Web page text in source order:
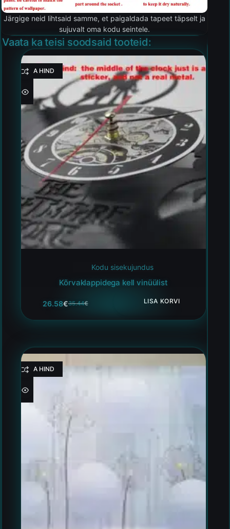
Järgige neid lihtsaid samme, et paigaldada tapeet täpselt ja
sujuvalt oma kodu seintele.
Vaata ka teisi soodsaid tooteid:
HEA HIND
Kodu sisekujundus
Kõrvaklappidega kell vinüülist
35.44€
26.58€ LISA KORVI
HEA HIND